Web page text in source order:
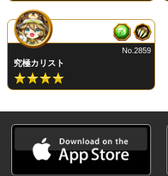
究極カリスト
No.2859